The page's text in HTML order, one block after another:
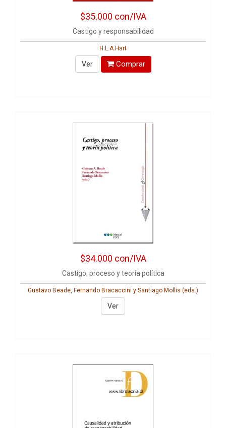
$35.000 con/IVA
Castigo y responsabilidad
H.L.A.Hart
Ver Comprar
$34.000 con/IVA
Castigo, proceso y teoría política
Gustavo Beade, Fernando Bracaccini y Santiago Mollis (eds.)
Ver